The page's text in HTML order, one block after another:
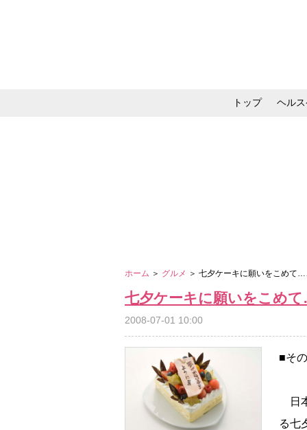
トップ ヘル
ホーム ＞ グルメ ＞ 七夕ケーキに願いをこめて
七夕ケーキに願いをこめ
2008-07-01 10:00
■そ
日
る七